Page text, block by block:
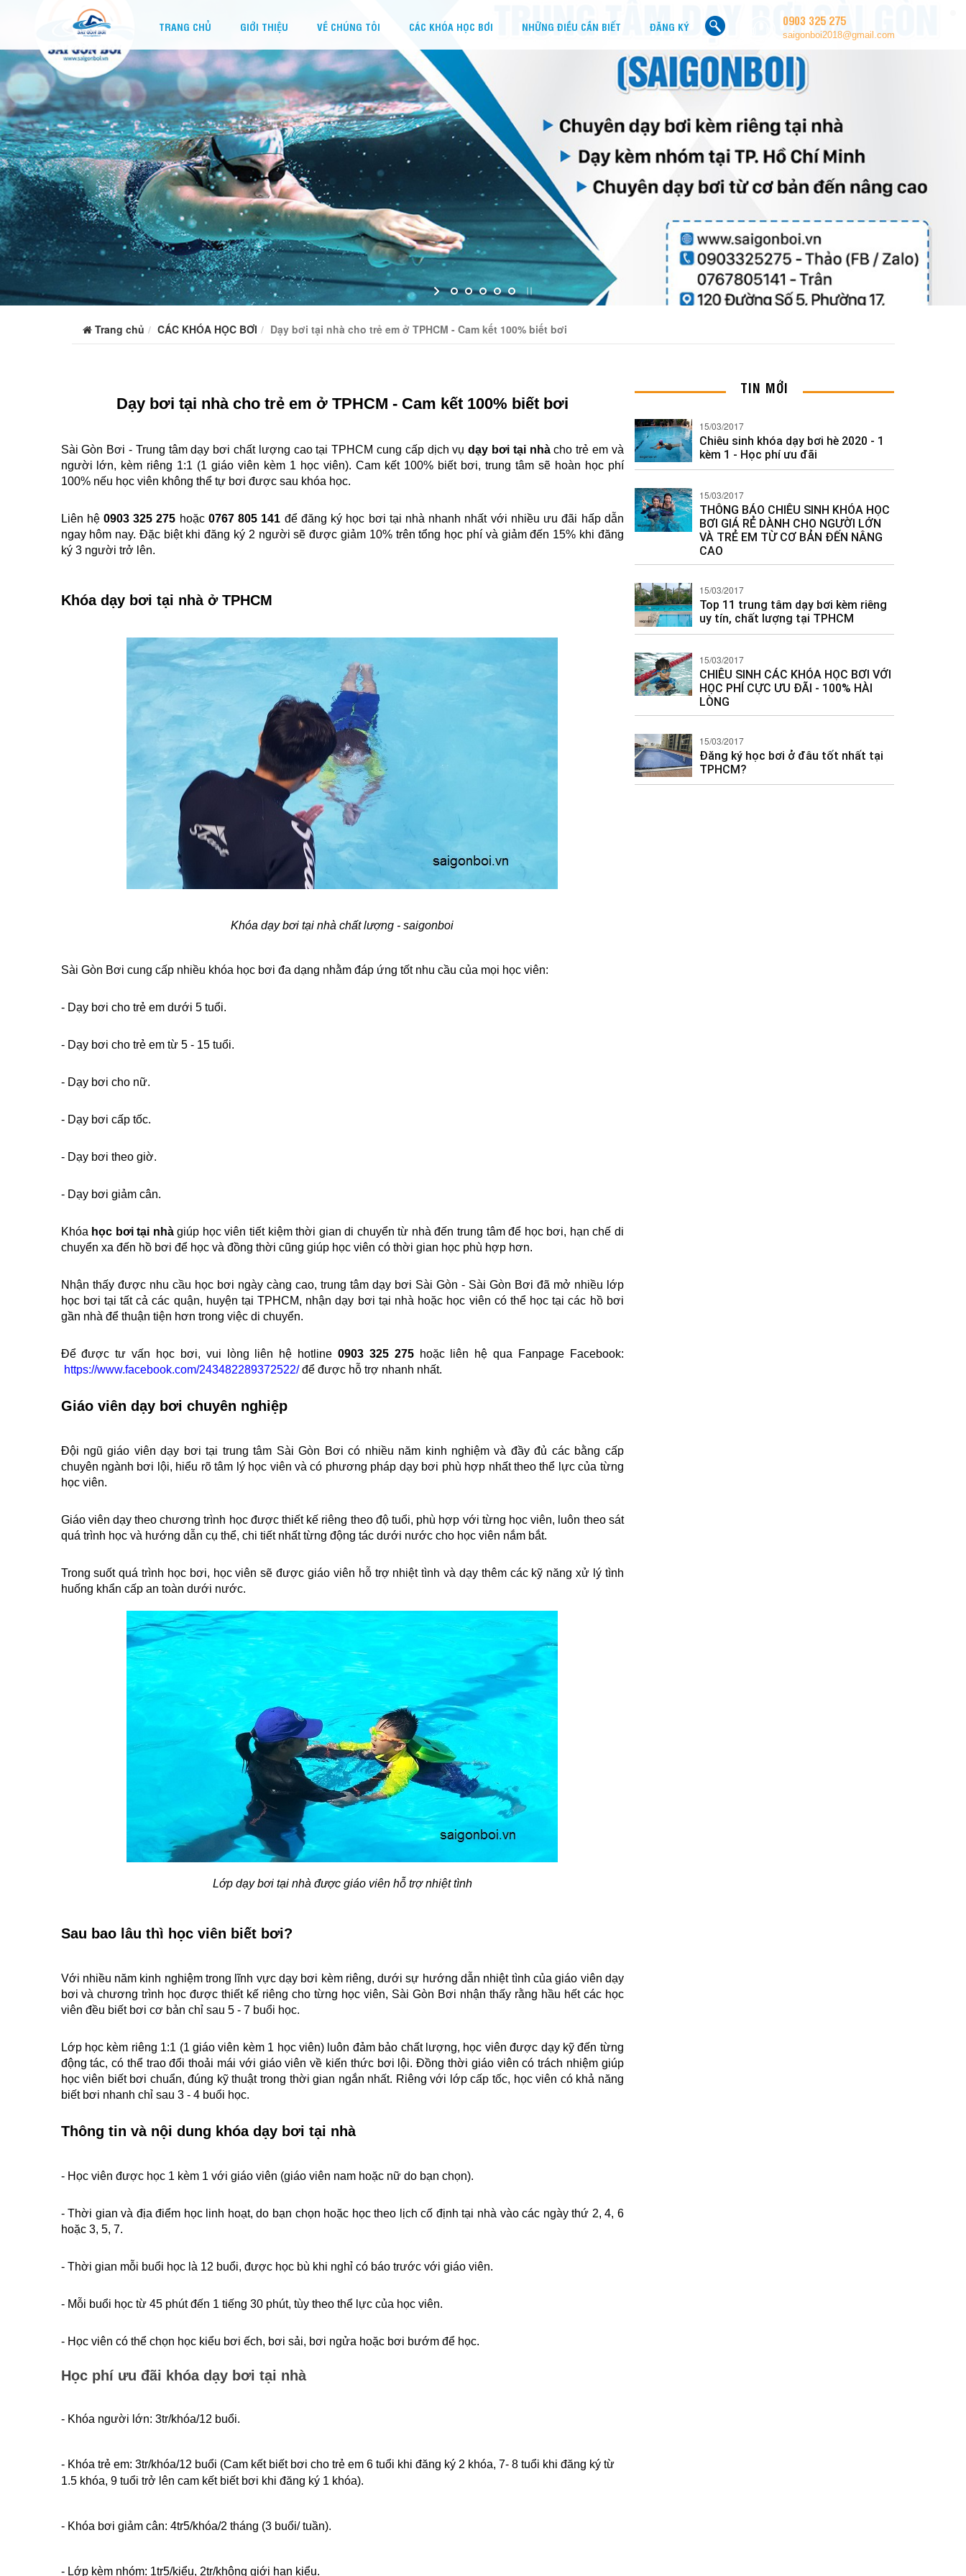
0903 325 275
saigonboi2018@gmail.com
TRANG CHỦ GIỚI THIỆU VỀ CHÚNG TÔI CÁC KHÓA HỌC BƠI NHỮNG ĐIỀU CẦN BIẾT ĐĂNG KÝ
Trang chủ CÁC KHÓA HỌC BƠI Dạy bơi tại nhà cho trẻ em ở TPHCM - Cam kết 100% biết bơi
Dạy bơi tại nhà cho trẻ em ở TPHCM - Cam kết 100% biết bơi
Sài Gòn Bơi - Trung tâm dạy bơi chất lượng cao tại TPHCM cung cấp dịch vụ dạy bơi tại nhà cho trẻ em và
người lớn, kèm riêng 1:1 (1 giáo viên kèm 1 học viên). Cam kết 100% biết bơi, trung tâm sẽ hoàn học phí
100% nếu học viên không thể tự bơi được sau khóa học.
Liên hệ 0903 325 275 hoặc 0767 805 141 để đăng ký học bơi tại nhà nhanh nhất với nhiều ưu đãi hấp dẫn
ngay hôm nay. Đặc biệt khi đăng ký 2 người sẽ được giảm 10% trên tổng học phí và giảm đến 15% khi đăng
ký 3 người trở lên.
Khóa dạy bơi tại nhà ở TPHCM
Khóa dạy bơi tại nhà chất lượng - saigonboi
Sài Gòn Bơi cung cấp nhiều khóa học bơi đa dạng nhằm đáp ứng tốt nhu cầu của mọi học viên:
- Dạy bơi cho trẻ em dưới 5 tuổi.
- Dạy bơi cho trẻ em từ 5 - 15 tuổi.
- Dạy bơi cho nữ.
- Dạy bơi cấp tốc.
- Dạy bơi theo giờ.
- Dạy bơi giảm cân.
Khóa học bơi tại nhà giúp học viên tiết kiệm thời gian di chuyển từ nhà đến trung tâm để học bơi, hạn chế di
chuyển xa đến hồ bơi để học và đồng thời cũng giúp học viên có thời gian học phù hợp hơn.
Nhận thấy được nhu cầu học bơi ngày càng cao, trung tâm dạy bơi Sài Gòn - Sài Gòn Bơi đã mở nhiều lớp
học bơi tại tất cả các quận, huyện tại TPHCM, nhận dạy bơi tại nhà hoặc học viên có thể học tại các hồ bơi
gần nhà để thuận tiện hơn trong việc di chuyển.
Để được tư vấn học bơi, vui lòng liên hệ hotline 0903 325 275
https://www.facebook.com/243482289372522/ để được hỗ trợ nhanh nhất.
Giáo viên dạy bơi chuyên nghiệp
Đội ngũ giáo viên dạy bơi tại trung tâm Sài Gòn Bơi có nhiều năm kinh nghiệm và đầy đủ các bằng cấp
chuyên ngành bơi lội, hiểu rõ tâm lý học viên và có phương pháp dạy bơi phù hợp nhất theo thể lực của từng
học viên.
Giáo viên dạy theo chương trình học được thiết kế riêng theo độ tuổi, phù hợp với từng học viên, luôn theo sát
quá trình học và hướng dẫn cụ thể, chi tiết nhất từng động tác dưới nước cho học viên nắm bắt.
Trong suốt quá trình học bơi, học viên sẽ được giáo viên hỗ trợ nhiệt tình và dạy thêm các kỹ năng xử lý tình
huống khẩn cấp an toàn dưới nước.
Lớp dạy bơi tại nhà được giáo viên hỗ trợ nhiệt tình
Sau bao lâu thì học viên biết bơi?
Với nhiều năm kinh nghiệm trong lĩnh vực dạy bơi kèm riêng, dưới sự hướng dẫn nhiệt tình của giáo viên dạy
bơi và chương trình học được thiết kế riêng cho từng học viên, Sài Gòn Bơi nhận thấy rằng hầu hết các học
viên đều biết bơi cơ bản chỉ sau 5 - 7 buổi học.
Lớp học kèm riêng 1:1 (1 giáo viên kèm 1 học viên) luôn đảm bảo chất lượng, học viên được dạy kỹ đến từng
động tác, có thể trao đổi thoải mái với giáo viên về kiến thức bơi lội. Đồng thời giáo viên có trách nhiệm giúp
học viên biết bơi chuẩn, đúng kỹ thuật trong thời gian ngắn nhất. Riêng với lớp cấp tốc, học viên có khả năng
biết bơi nhanh chỉ sau 3 - 4 buổi học.
Thông tin và nội dung khóa dạy bơi tại nhà
- Học viên được học 1 kèm 1 với giáo viên (giáo viên nam hoặc nữ do bạn chọn).
- Thời gian và địa điểm học linh hoạt, do bạn chọn hoặc học theo lịch cố định tại nhà vào các ngày thứ 2, 4, 6
hoặc 3, 5, 7.
- Thời gian mỗi buổi học là 12 buổi, được học bù khi nghỉ có báo trước với giáo viên.
- Mỗi buổi học từ 45 phút đến 1 tiếng 30 phút, tùy theo thể lực của học viên.
- Học viên có thể chọn học kiểu bơi ếch, bơi sải, bơi ngửa hoặc bơi bướm để học.
Học phí ưu đãi khóa dạy bơi tại nhà
- Khóa người lớn: 3tr/khóa/12 buổi.
- Khóa trẻ em: 3tr/khóa/12 buổi (Cam kết biết bơi cho trẻ em 6 tuổi khi đăng ký 2 khóa, 7- 8 tuổi khi đăng ký từ
1.5 khóa, 9 tuổi trở lên cam kết biết bơi khi đăng ký 1 khóa).
- Khóa bơi giảm cân: 4tr5/khóa/2 tháng (3 buổi/ tuần).
- Lớp kèm nhóm: 1tr5/kiểu, 2tr/không giới hạn kiểu.
TIN MỚI
15/03/2017
Chiêu sinh khóa dạy bơi hè 2020 - 1
kèm 1 - Học phí ưu đãi
15/03/2017
THÔNG BÁO CHIÊU SINH KHÓA HỌC
BƠI GIÁ RẺ DÀNH CHO NGƯỜI LỚN
VÀ TRẺ EM TỪ CƠ BẢN ĐẾN NÂNG
CAO
15/03/2017
Top 11 trung tâm dạy bơi kèm riêng
uy tín, chất lượng tại TPHCM
15/03/2017
CHIÊU SINH CÁC KHÓA HỌC BƠI VỚI
HỌC PHÍ CỰC ƯU ĐÃI - 100% HÀI
LÒNG
15/03/2017
Đăng ký học bơi ở đâu tốt nhất tại
TPHCM?